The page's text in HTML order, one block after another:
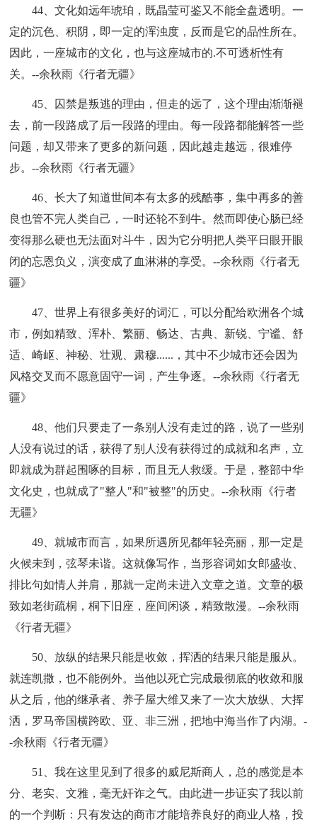
44、文化如远年琥珀，既晶莹可鉴又不能全盘透明。一
定的沉色、积阴，即一定的浑浊度，反而是它的品性所在。
因此，一座城市的文化，也与这座城市的.不可透析性有
关。--余秋雨《行者无疆》
45、囚禁是叛逃的理由，但走的远了，这个理由渐渐褪
去，前一段路成了后一段路的理由。每一段路都能解答一些
问题，却又带来了更多的新问题，因此越走越远，很难停
步。--余秋雨《行者无疆》
46、长大了知道世间本有太多的残酷事，集中再多的善
良也管不完人类自己，一时还轮不到牛。然而即使心肠已经
变得那么硬也无法面对斗牛，因为它分明把人类平日眼开眼
闭的忘恩负义，演变成了血淋淋的享受。--余秋雨《行者无
疆》
47、世界上有很多美好的词汇，可以分配给欧洲各个城
市，例如精致、浑朴、繁丽、畅达、古典、新锐、宁谧、舒
适、崎岖、神秘、壮观、肃穆......，其中不少城市还会因为
风格交叉而不愿意固守一词，产生争逐。--余秋雨《行者无
疆》
48、他们只要走了一条别人没有走过的路，说了一些别
人没有说过的话，获得了别人没有获得过的成就和名声，立
即就成为群起围啄的目标，而且无人救缓。于是，整部中华
文化史，也就成了"整人"和"被整"的历史。--余秋雨《行者
无疆》
49、就城市而言，如果所遇所见都年轻亮丽，那一定是
火候未到，弦琴未谐。这就像写作，当形容词如女郎盛妆、
排比句如情人并肩，那就一定尚未进入文章之道。文章的极
致如老街疏桐，桐下旧座，座间闲谈，精致散漫。--余秋雨
《行者无疆》
50、放纵的结果只能是收敛，挥洒的结果只能是服从。
就连凯撒，也不能例外。当他以死亡完成最彻底的收敛和服
从之后，他的继承者、养子屋大维又来了一次大放纵、大挥
洒，罗马帝国横跨欧、亚、非三洲，把地中海当作了内湖。-
-余秋雨《行者无疆》
51、我在这里见到了很多的威尼斯商人，总的感觉是本
分、老实、文雅，毫无奸诈之气。由此进一步证实了我以前
的一个判断：只有发达的商市才能培养良好的商业人格，投